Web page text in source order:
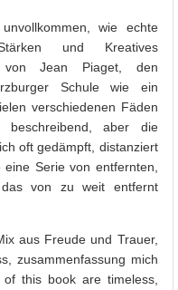
wie echte
und Kreatives
von Jean Piaget, den
Schule wie ein
verschiedenen Fäden
beschreibend, aber die
oft gedämpft, distanziert
Serie von entfernten,
von zu weit entfernt
aus Freude und Trauer,
zusammenfassung mich
this book are timeless,